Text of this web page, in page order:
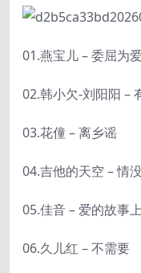
01.燕宝儿 – 委屈为
02.韩小欠-刘阳阳 –
03.花僮 – 离乡谣
04.吉他的天空 – 情
05.佳音 – 爱的故事
06.久儿红 – 不需要